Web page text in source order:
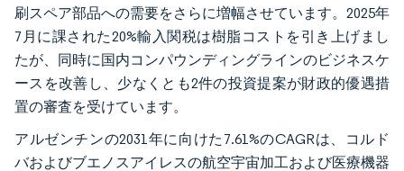
刷スペア部品への需要をさらに増幅させています。2025年
7月に課された20%輸入関税は樹脂コストを引き上げまし
たが、同時に国内コンパウンディングラインのビジネスケ
ースを改善し、少なくとも2件の投資提案が財政的優遇措
置の審査を受けています。
アルゼンチンの2031年に向けた7.61%のCAGRは、コルド
バおよびブエノスアイレスの航空宇宙加工および医療機器